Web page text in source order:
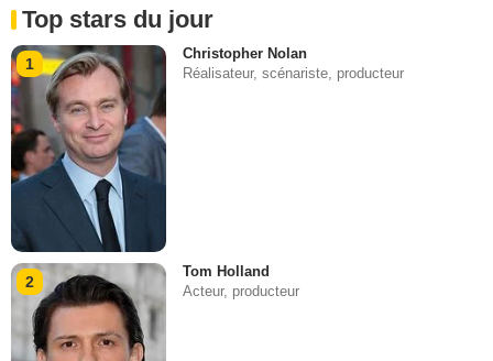
Top stars du jour
1
Christopher Nolan
Réalisateur, scénariste, producteur
2
Tom Holland
Acteur, producteur